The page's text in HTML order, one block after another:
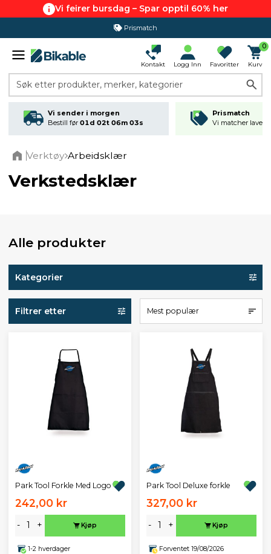
Vi feirer bursdag – Spar opptil 60% her
Prismatch
Kontakt Logg Inn Favoritter
0
Kurv
Søk etter produkter, merker, kategorier
Vi sender i morgen
Bestill før 01d 02t 06m 03s
Prismatch
Vi matcher
Verktøy Arbeidsklær
Verkstedsklær
Alle produkter
Kategorier
Filtrer etter Mest populær
Park Tool Forkle Med Logo
242,00 kr
- + Kjøp
1-2 hverdager
Park Tool Deluxe forkle
327,00 kr
- + Kjøp
Forventet 19/08/2026